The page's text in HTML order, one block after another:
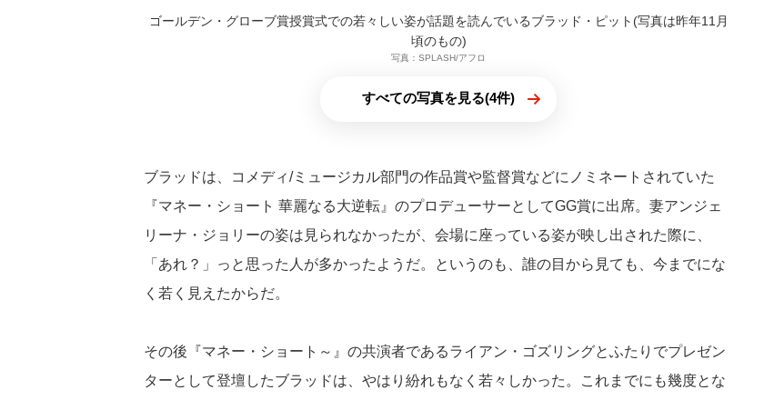
ゴールデン・グローブ賞授賞式での若々しい姿が話題を読んでいるブラッド・ピット(写真は昨年11月
頃のもの)
写真：SPLASH/アフロ
すべての写真を見る(4件)
ブラッドは、コメディ/ミュージカル部門の作品賞や監督賞などにノミネートされていた
『マネー・ショート 華麗なる大逆転』のプロデューサーとしてGG賞に出席。妻アンジェ
リーナ・ジョリーの姿は見られなかったが、会場に座っている姿が映し出された際に、
「あれ？」っと思った人が多かったようだ。というのも、誰の目から見ても、今までにな
く若く見えたからだ。
その後『マネー・ショート～』の共演者であるライアン・ゴズリングとふたりでプレゼン
ターとして登壇したブラッドは、やはり紛れもなく若々しかった。これまでにも幾度とな